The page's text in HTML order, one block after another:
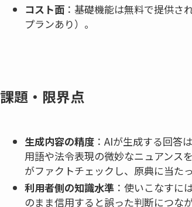
コスト面：基礎機能は無料で提供さ
プランあり）。
課題・限界点
生成内容の精度：AIが生成する回答
用語や法令表現の微妙なニュアンス
がファクトチェックし、原典に当た
利用者側の知識水準：使いこなすに
のまま信用すると誤った判断につな